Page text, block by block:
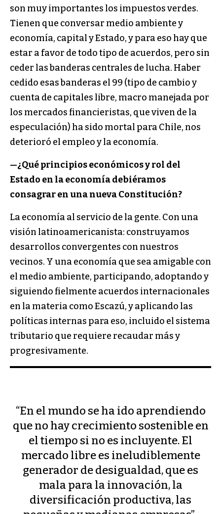
son muy importantes los impuestos verdes.
Tienen que conversar medio ambiente y
economía, capital y Estado, y para eso hay que
estar a favor de todo tipo de acuerdos, pero sin
ceder las banderas centrales de lucha. Haber
cedido esas banderas el 99 (tipo de cambio y
cuenta de capitales libre, macro manejada por
los mercados financieristas, que viven de la
especulación) ha sido mortal para Chile, nos
deterioró el empleo y la economía.
—¿Qué principios económicos y rol del
Estado en la economía debiéramos
consagrar en una nueva Constitución?
La economía al servicio de la gente. Con una
visión latinoamericanista: construyamos
desarrollos convergentes con nuestros
vecinos. Y una economía que sea amigable con
el medio ambiente, participando, adoptando y
siguiendo fielmente acuerdos internacionales
en la materia como Escazú, y aplicando las
políticas internas para eso, incluido el sistema
tributario que requiere recaudar más y
progresivamente.
“En el mundo se ha ido aprendiendo
que no hay crecimiento sostenible en
el tiempo si no es incluyente. El
mercado libre es ineludiblemente
generador de desigualdad, que es
mala para la innovación, la
diversificación productiva, las